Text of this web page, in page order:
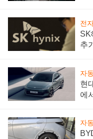
전
SK
추
자
현
에
자